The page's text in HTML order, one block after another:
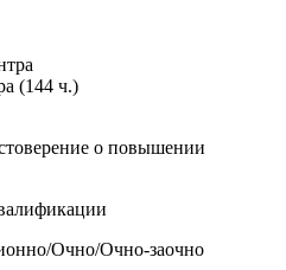
(144 ч.)
о повышении
Очно/Очно-заочно